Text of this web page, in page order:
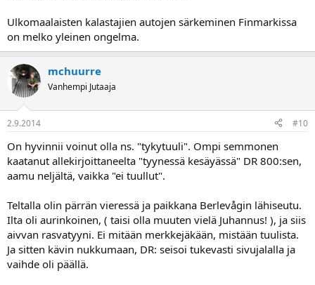
Ulkomaalaisten kalastajien autojen särkeminen Finmarkissa
on melko yleinen ongelma.
mchuurre
Vanhempi Jutaaja
2.9.2014 #10
On hyvinnii voinut olla ns. "tykytuuli". Ompi semmonen
kaatanut allekirjoittaneelta "tyynessä kesäyässä" DR 800:sen,
aamu neljältä, vaikka "ei tuullut".
Teltalla olin pärrän vieressä ja paikkana Berlevågin lähiseutu.
Ilta oli aurinkoinen, ( taisi olla muuten vielä Juhannus! ), ja siis
aivvan rasvatyyni. Ei mitään merkkejäkään, mistään tuulista.
Ja sitten kävin nukkumaan, DR: seisoi tukevasti sivujalalla ja
vaihde oli päällä.